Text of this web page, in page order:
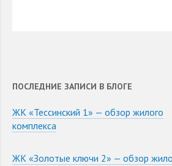
ПОСЛЕДНИЕ ЗАПИСИ В БЛОГЕ
ЖК «Тессинский 1» — обзор жилого
комплекса
ЖК «Золотые ключи 2» — обзор